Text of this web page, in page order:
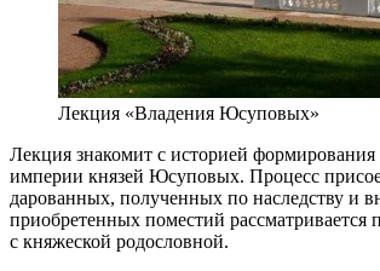
Лекция «Владения Юсуповых»
Лекция знакомит с историей
империи князей Юсуповых. Процесс
дарованных, полученных по наследству и
приобретенных поместий рассматривается
с княжеской родословной.